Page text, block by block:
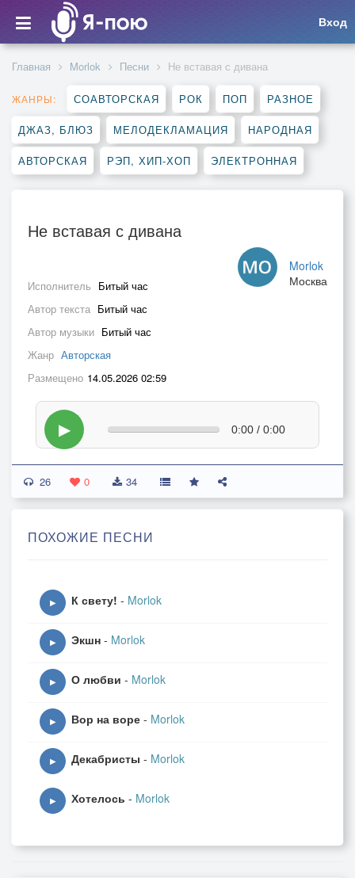
Вход
Главная Morlok Песни Не вставая с дивана
ЖАНРЫ: СОАВТОРСКАЯ РОК ПОП РАЗНОЕ
ДЖАЗ, БЛЮЗ МЕЛОДЕКЛАМАЦИЯ НАРОДНАЯ
АВТОРСКАЯ РЭП, ХИП-ХОП ЭЛЕКТРОННАЯ
Не вставая с дивана
Morlok
Москва
Исполнитель Битый час
Автор текста Битый час
Автор музыки Битый час
Жанр Авторская
Размещено 14.05.2026 02:59
▶ 0:00 / 0:00
26 0 34
ПОХОЖИЕ ПЕСНИ
▶ К свету! - Morlok
▶ Экшн - Morlok
▶ О любви - Morlok
▶ Вор на воре - Morlok
▶ Декабристы - Morlok
▶ Хотелось - Morlok